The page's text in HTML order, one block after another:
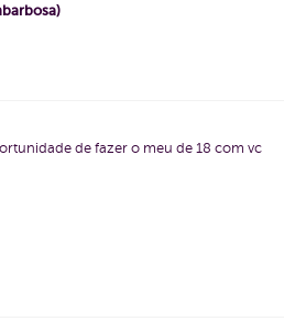
de fazer o meu de 18 com vc